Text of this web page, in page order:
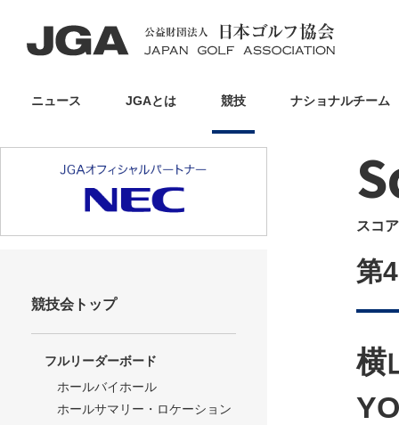
ニュース JGAとは 競技 ナショナルチーム
スコ
第
横
競技会トップ
フルリーダーボード
ホールバイホール
ホールサマリー・ロケーション